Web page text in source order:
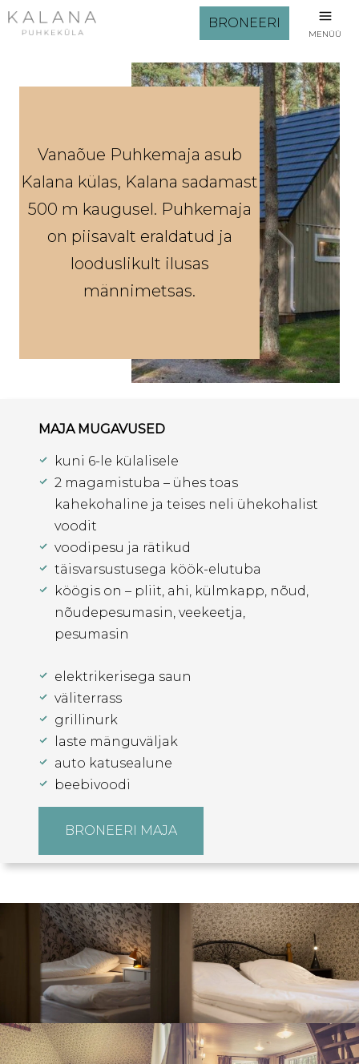
BRONEERI
MENÜÜ
Vanaõue Puhkemaja asub
Kalana külas, Kalana sadamast
500 m kaugusel. Puhkemaja
on piisavalt eraldatud ja
looduslikult ilusas
männimetsas.
MAJA MUGAVUSED
kuni 6-le külalisele
2 magamistuba – ühes toas
kahekohaline ja teises neli ühekohalist
voodit
voodipesu ja rätikud
täisvarsustusega köök-elutuba
köögis on – pliit, ahi, külmkapp, nõud,
nõudepesumasin, veekeetja,
pesumasin
elektrikerisega saun
väliterrass
grillinurk
laste mänguväljak
auto katusealune
beebivoodi
BRONEERI MAJA